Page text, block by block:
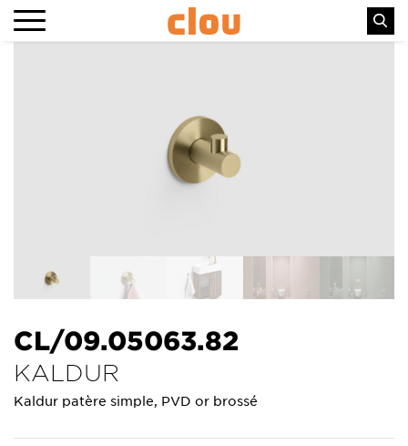
CL/09.05063.82
KALDUR
Kaldur patère simple, PVD or brossé